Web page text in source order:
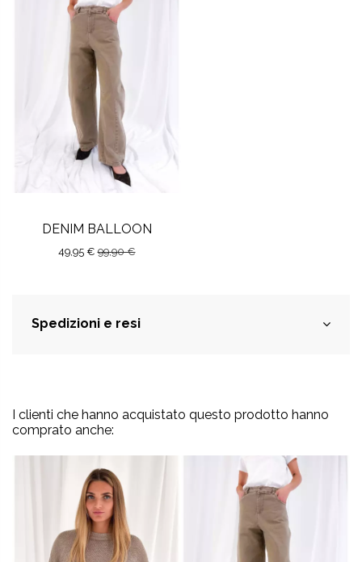
DENIM BALLOON
49,95 €99,90 €
Spedizioni e resi
I clienti che hanno acquistato questo prodotto hanno
comprato anche: